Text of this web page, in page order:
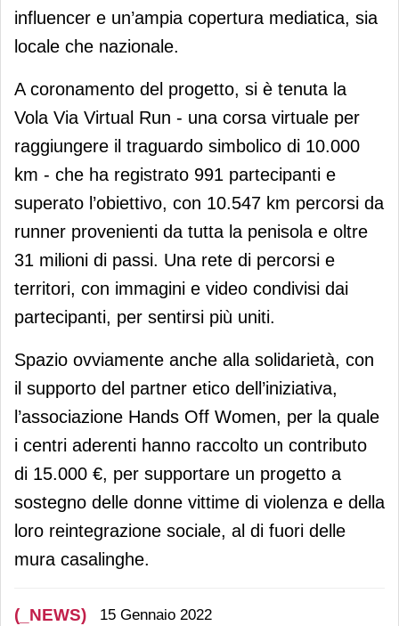
influencer e un’ampia copertura mediatica, sia
locale che nazionale.
A coronamento del progetto, si è tenuta la
Vola Via Virtual Run - una corsa virtuale per
raggiungere il traguardo simbolico di 10.000
km - che ha registrato 991 partecipanti e
superato l’obiettivo, con 10.547 km percorsi da
runner provenienti da tutta la penisola e oltre
31 milioni di passi. Una rete di percorsi e
territori, con immagini e video condivisi dai
partecipanti, per sentirsi più uniti.
Spazio ovviamente anche alla solidarietà, con
il supporto del partner etico dell’iniziativa,
l’associazione Hands Off Women, per la quale
i centri aderenti hanno raccolto un contributo
di 15.000 €, per supportare un progetto a
sostegno delle donne vittime di violenza e della
loro reintegrazione sociale, al di fuori delle
mura casalinghe.
(_NEWS) 15 Gennaio 2022